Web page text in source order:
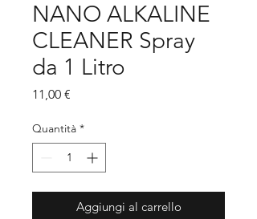
NANO ALKALINE
CLEANER Spray
da 1 Litro
11,00 €
Quantità *
Aggiungi al carrello